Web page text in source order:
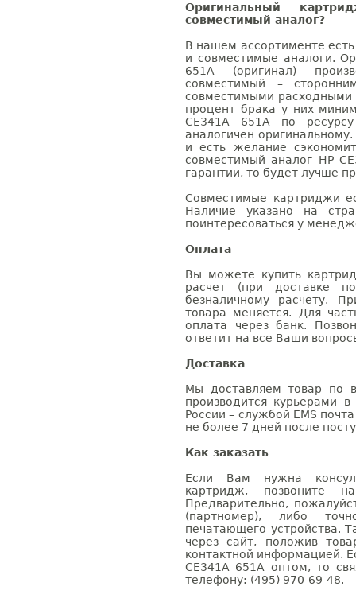
Оригинальный
совместимый аналог?
В нашем ассортименте
и совместимые аналоги.
651A (оригинал)
совместимый –
совместимыми расходными
процент брака у них
CE341A 651A по
аналогичен
и есть желание
совместимый аналог HP
гарантии, то будет лучше
Совместимые картриджи
Наличие указано на
поинтересоваться у
Оплата
Вы можете купить
расчет (при доставке
безналичному расчету.
товара меняется. Для
оплата через банк.
ответит на все Ваши
Доставка
Мы доставляем товар по
производится курьерами
России – службой EMS
не более 7 дней после
Как заказать
Если Вам нужна
картридж, позвоните
Предварительно,
(партномер), либо
печатающего устройства.
через сайт, положив
контактной информацией.
CE341A 651A оптом, то
телефону: (495) 970-69-48.